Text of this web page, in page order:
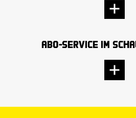
Abo-Service im